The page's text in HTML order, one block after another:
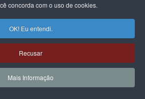
concorda com o uso de cookies.
OK! Eu entendi.
Recusar
Mais Informação